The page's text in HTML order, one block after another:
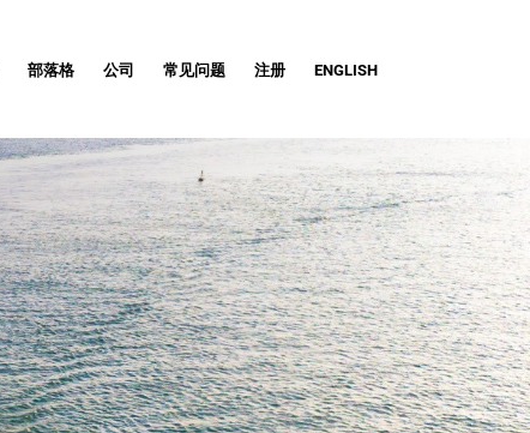
部落格 公司 常见问题 注册 ENGLISH